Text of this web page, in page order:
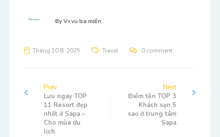
ByVi vu ba miền
Tháng 10 8, 2025 Travel 0 comment
Prev
Lưu ngay TOP
11 Resort đẹp
nhất ở Sapa –
Cho mùa du
lịch
Next
Điểm tên TOP 3
Khách sạn 5
sao ở trung tâm
Sapa